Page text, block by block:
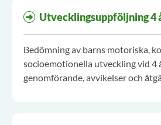
Utvecklingsuppföljning 4
Bedömning av barns motoriska,
socioemotionella utveckling vid 4
genomförande, avvikelser och